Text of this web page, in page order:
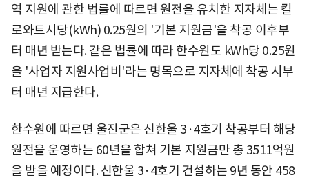
역 지원에 관한 법률에 따르면 원전을 유치한 지자체는 킬
로와트시당(kWh) 0.25원의 '기본 지원금'을 착공 이후부
터 매년 받는다. 같은 법률에 따라 한수원도 kWh당 0.25원
을 '사업자 지원사업비'라는 명목으로 지자체에 착공 시부
터 매년 지급한다.
한수원에 따르면 울진군은 신한울 3·4호기 착공부터 해당
원전을 운영하는 60년을 합쳐 기본 지원금만 총 3511억원
을 받을 예정이다. 신한울 3·4호기 건설하는 9년 동안 458